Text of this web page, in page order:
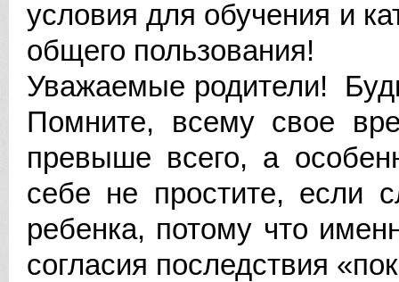
условия для обучения и
общего пользования!
Уважаемые родители!
Помните, всему свое
превыше всего, а
себе не простите, если
ребенка, потому что
согласия последствия